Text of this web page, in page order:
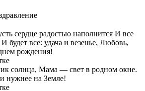
сердце радостью наполнится И все
будет все: удача и везенье, Любовь,
рождения!
солнца, Мама — свет в родном окне.
нужнее на Земле!